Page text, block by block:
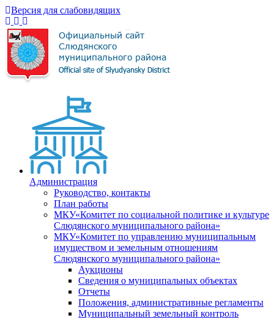
Версия для слабовидящих
Администрация
Руководство, контакты
План работы
МКУ«Комитет по социальной политике и культуре
Слюдянского муниципального района»
МКУ«Комитет по управлению муниципальным
имуществом и земельным отношениям
Слюдянского муниципального района»
Аукционы
Сведения о муниципальных объектах
Отчеты
Положения, административные регламенты
Муниципальный земельный контроль